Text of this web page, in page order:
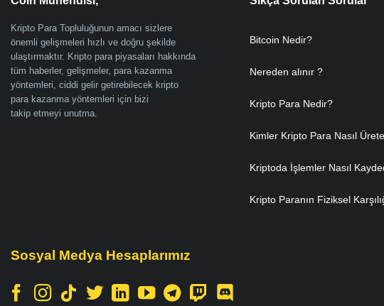
Kripto Para Topluluğunun amacı sizlere
önemli gelişmeleri hızlı ve doğru şekilde
ulaştırmaktır. Kripto para piyasaları hakkında
tüm haberler, gelişmeler, para kazanma
yöntemleri, ciddi gelir getirebilecek kripto
para kazanma yöntemleri için bizi
takip etmeyi unutma.
Bitcoin Nedir?
Nereden alınır ?
Kripto Para Nedir?
Kimler Kripto Para Nasıl
Kriptoda İşlemler Nasıl
Kripto Paranın Fiziksel
Sosyal Medya Hesaplarımız